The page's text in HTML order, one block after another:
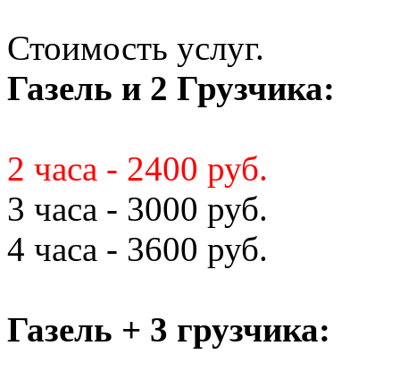
Стоимость услуг.
Газель и 2 Грузчика:
2 часа - 2400 руб.
3 часа - 3000 руб.
4 часа - 3600 руб.
Газель + 3 грузчика: